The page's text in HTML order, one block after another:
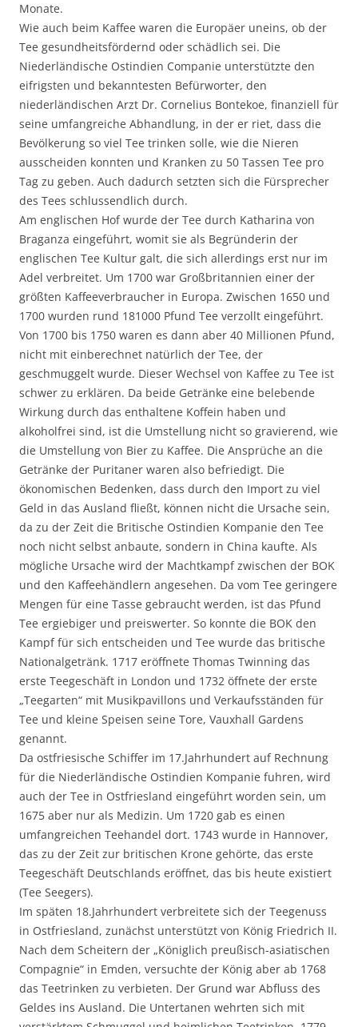
Monate.
Wie auch beim Kaffee waren die Europäer uneins, ob der
Tee gesundheitsfördernd oder schädlich sei. Die
Niederländische Ostindien Companie unterstützte den
eifrigsten und bekanntesten Befürworter, den
niederländischen Arzt Dr. Cornelius Bontekoe, finanziell für
seine umfangreiche Abhandlung, in der er riet, dass die
Bevölkerung so viel Tee trinken solle, wie die Nieren
ausscheiden konnten und Kranken zu 50 Tassen Tee pro
Tag zu geben. Auch dadurch setzten sich die Fürsprecher
des Tees schlussendlich durch.
Am englischen Hof wurde der Tee durch Katharina von
Braganza eingeführt, womit sie als Begründerin der
englischen Tee Kultur galt, die sich allerdings erst nur im
Adel verbreitet. Um 1700 war Großbritannien einer der
größten Kaffeeverbraucher in Europa. Zwischen 1650 und
1700 wurden rund 181000 Pfund Tee verzollt eingeführt.
Von 1700 bis 1750 waren es dann aber 40 Millionen Pfund,
nicht mit einberechnet natürlich der Tee, der
geschmuggelt wurde. Dieser Wechsel von Kaffee zu Tee ist
schwer zu erklären. Da beide Getränke eine belebende
Wirkung durch das enthaltene Koffein haben und
alkoholfrei sind, ist die Umstellung nicht so gravierend, wie
die Umstellung von Bier zu Kaffee. Die Ansprüche an die
Getränke der Puritaner waren also befriedigt. Die
ökonomischen Bedenken, dass durch den Import zu viel
Geld in das Ausland fließt, können nicht die Ursache sein,
da zu der Zeit die Britische Ostindien Kompanie den Tee
noch nicht selbst anbaute, sondern in China kaufte. Als
mögliche Ursache wird der Machtkampf zwischen der BOK
und den Kaffeehändlern angesehen. Da vom Tee geringere
Mengen für eine Tasse gebraucht werden, ist das Pfund
Tee ergiebiger und preiswerter. So konnte die BOK den
Kampf für sich entscheiden und Tee wurde das britische
Nationalgetränk. 1717 eröffnete Thomas Twinning das
erste Teegeschäft in London und 1732 öffnete der erste
„Teegarten“ mit Musikpavillons und Verkaufsständen für
Tee und kleine Speisen seine Tore, Vauxhall Gardens
genannt.
Da ostfriesische Schiffer im 17.Jahrhundert auf Rechnung
für die Niederländische Ostindien Kompanie fuhren, wird
auch der Tee in Ostfriesland eingeführt worden sein, um
1675 aber nur als Medizin. Um 1720 gab es einen
umfangreichen Teehandel dort. 1743 wurde in Hannover,
das zu der Zeit zur britischen Krone gehörte, das erste
Teegeschäft Deutschlands eröffnet, das bis heute existiert
(Tee Seegers).
Im späten 18.Jahrhundert verbreitete sich der Teegenuss
in Ostfriesland, zunächst unterstützt von König Friedrich II.
Nach dem Scheitern der „Königlich preußisch-asiatischen
Compagnie“ in Emden, versuchte der König aber ab 1768
das Teetrinken zu verbieten. Der Grund war Abfluss des
Geldes ins Ausland. Die Untertanen wehrten sich mit